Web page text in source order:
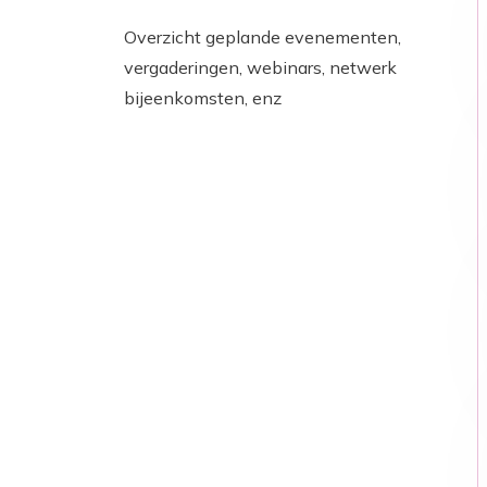
Overzicht geplande evenementen,
vergaderingen, webinars, netwerk
bijeenkomsten, enz